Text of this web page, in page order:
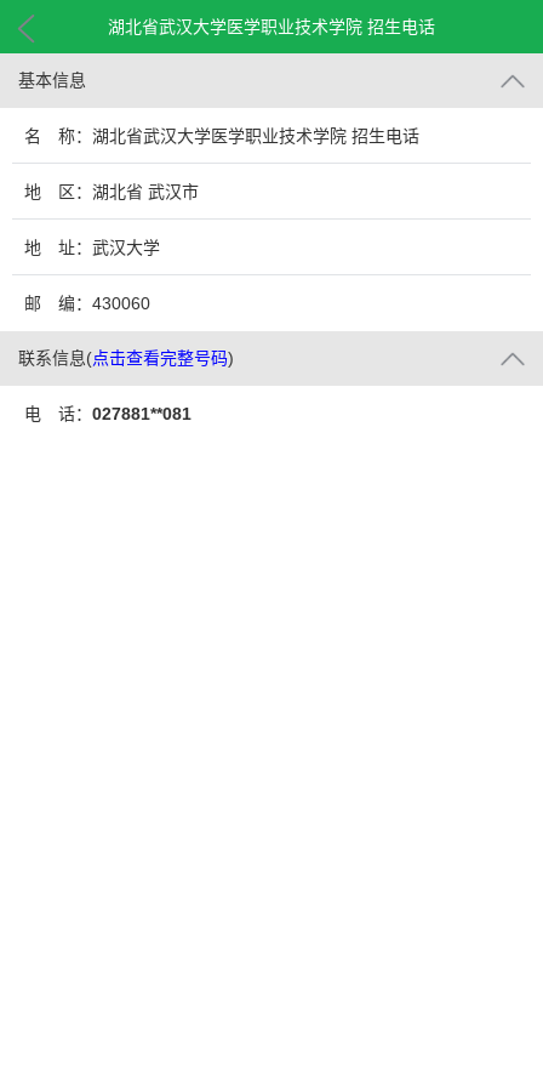
湖北省武汉大学医学职业技术学院 招生电话
基本信息
名 称：湖北省武汉大学医学职业技术学院 招生电话
地 区：湖北省 武汉市
地 址：武汉大学
邮 编：430060
联系信息(点击查看完整号码)
电 话： 027881**081